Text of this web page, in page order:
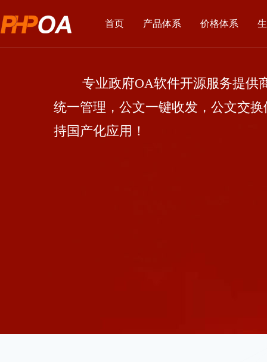
首页 产品体系 价格体系
专业政府OA软件开源服务提供商
统一管理，公文一键收发，公文交
持国产化应用！